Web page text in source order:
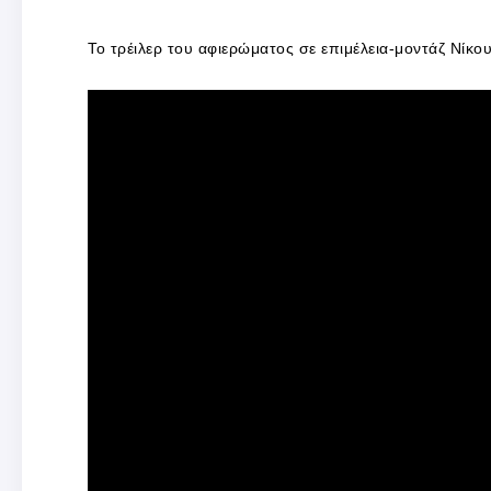
Το τρέιλερ του αφιερώματος σε επιμέλεια-μοντάζ